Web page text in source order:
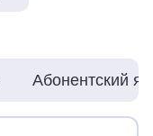
Абонентский